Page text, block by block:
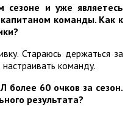
и уже являетесь
команды. Как к
Стараюсь держаться за
команду.
60 очков за сезон.
результата?